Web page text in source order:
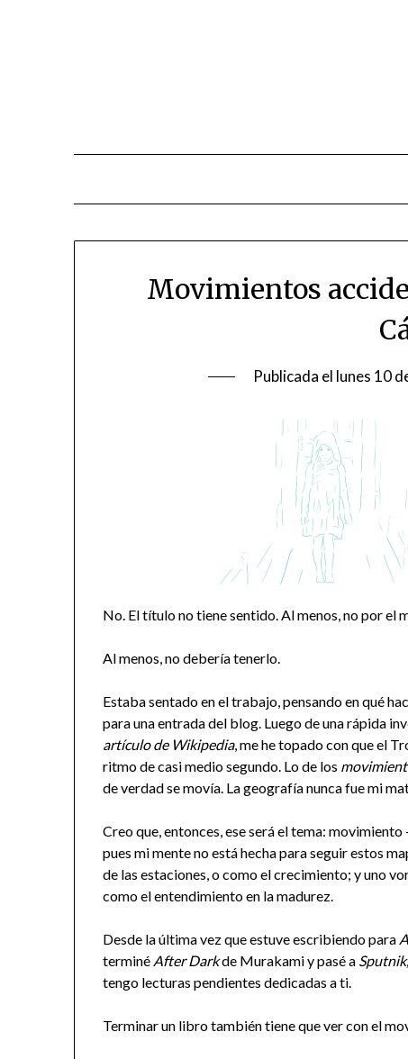
Movimientos
Publicada el lunes 10
No. El título no tiene sentido. Al menos, no por el
Al menos, no debería tenerlo.
Estaba sentado en el trabajo, pensando en qué
para una entrada del blog. Luego de una rápida
artículo de Wikipedia, me he topado con que el
ritmo de casi medio segundo. Lo de los
de verdad se movía. La geografía nunca fue mi
Creo que, entonces, ese será el tema:
pues mi mente no está hecha para seguir estos
de las estaciones, o como el crecimiento; y uno
como el entendimiento en la madurez.
Desde la última vez que estuve escribiendo para
terminé After Darkde Murakami y pasé a
tengo lecturas pendientes dedicadas a ti.
Terminar un libro también tiene que ver con el